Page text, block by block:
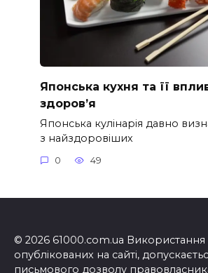
Японська кухня та її
здоров’я
Японська кулінарія давно
з найздоровіших
0 49
© 2026 61000.com.ua Використання
опублікованих на сайті,
письмового дозволу